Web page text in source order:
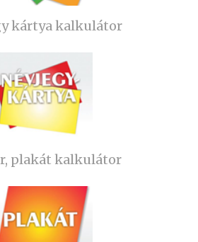
kártya kalkulátor
plakát kalkulátor